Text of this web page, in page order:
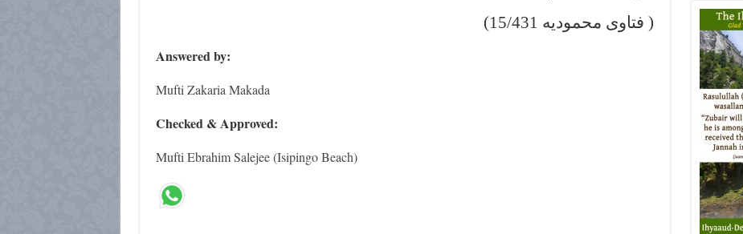
( فتاوى محموديه 15/431)
Answered by:
Mufti Zakaria Makada
Checked & Approved:
Mufti Ebrahim Salejee (Isipingo Beach)